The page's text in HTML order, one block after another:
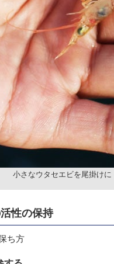
小さなウタセエビを尾掛けに
性の保持
ち方